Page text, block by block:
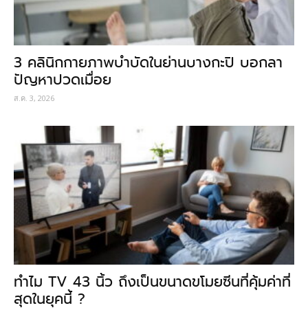
3 คลินิกกายภาพบำบัดในย่านบางกะปิ บอกลา
ปัญหาปวดเมื่อย
ส.ค. 3, 2026
ทำไม TV 43 นิ้ว ถึงเป็นขนาดขโมยซีนที่คุ้มค่าที่
สุดในยุคนี้ ?